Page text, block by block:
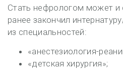
Стать нефрологом может и
ранее закончил
из специальностей:
«анестезиология-
«детская хирургия»;